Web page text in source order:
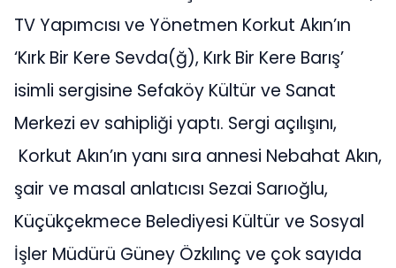
TV Yapımcısı ve Yönetmen Korkut Akın’ın
‘Kırk Bir Kere Sevda(ğ), Kırk Bir Kere Barış’
isimli sergisine Sefaköy Kültür ve Sanat
Merkezi ev sahipliği yaptı. Sergi açılışını,
Korkut Akın’ın yanı sıra annesi Nebahat Akın,
şair ve masal anlatıcısı Sezai Sarıoğlu,
Küçükçekmece Belediyesi Kültür ve Sosyal
İşler Müdürü Güney Özkılınç ve çok sayıda